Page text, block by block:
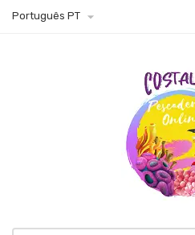
Português PT 